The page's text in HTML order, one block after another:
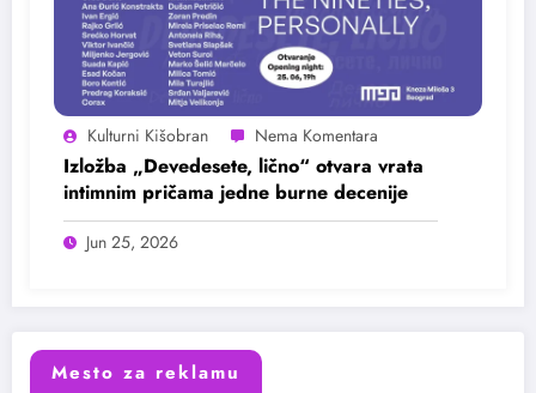
Kulturni Kišobran
Izložba „Devedesete, lično“ otvara vrata
intimnim pričama jedne burne decenije
Jun 25, 2026
Mesto za reklamu